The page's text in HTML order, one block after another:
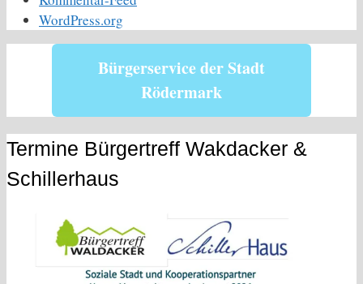
WordPress.org
Bürgerservice der Stadt
Rödermark
Termine Bürgertreff Wakdacker &
Schillerhaus